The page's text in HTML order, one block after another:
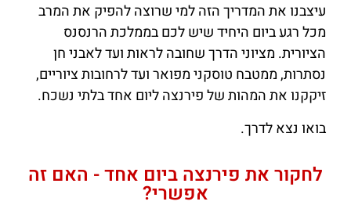
עיצבנו את המדריך הזה למי שרוצה להפיק את המרב
מכל רגע ביום היחיד שיש לכם בממלכת הרנסנס
הציורית. מציוני הדרך שחובה לראות ועד לאבני חן
נסתרות, ממטבח טוסקני מפואר ועד לרחובות ציוריים,
זיקקנו את המהות של פירנצה ליום אחד בלתי נשכח.
בואו נצא לדרך.
לחקור את פירנצה ביום אחד - האם זה
אפשרי?